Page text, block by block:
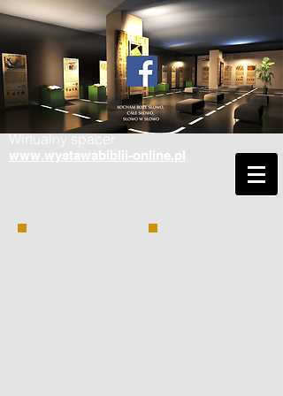
Wirtualny spacer
www.wystawabiblii-online.pl